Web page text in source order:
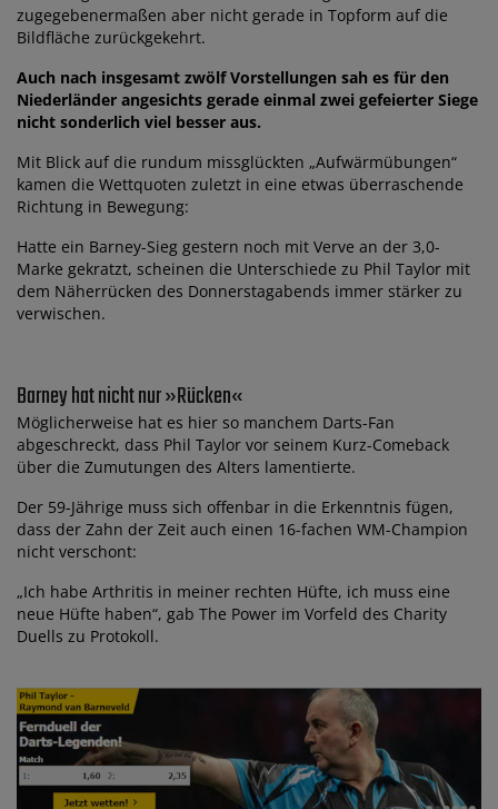
zugegebenermaßen aber nicht gerade in Topform auf die
Bildfläche zurückgekehrt.
Auch nach insgesamt zwölf Vorstellungen sah es für den
Niederländer angesichts gerade einmal zwei gefeierter Siege
nicht sonderlich viel besser aus.
Mit Blick auf die rundum missglückten „Aufwärmübungen“
kamen die Wettquoten zuletzt in eine etwas überraschende
Richtung in Bewegung:
Hatte ein Barney-Sieg gestern noch mit Verve an der 3,0-
Marke gekratzt, scheinen die Unterschiede zu Phil Taylor mit
dem Näherrücken des Donnerstagabends immer stärker zu
verwischen.
Barney hat nicht nur »Rücken«
Möglicherweise hat es hier so manchem Darts-Fan
abgeschreckt, dass Phil Taylor vor seinem Kurz-Comeback
über die Zumutungen des Alters lamentierte.
Der 59-Jährige muss sich offenbar in die Erkenntnis fügen,
dass der Zahn der Zeit auch einen 16-fachen WM-Champion
nicht verschont:
„Ich habe Arthritis in meiner rechten Hüfte, ich muss eine
neue Hüfte haben“, gab The Power im Vorfeld des Charity
Duells zu Protokoll.